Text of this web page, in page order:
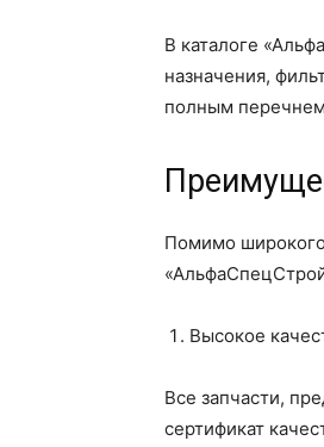
В каталоге
назначения,
полным
Помимо
Высокое
Все запчасти,
сертификат